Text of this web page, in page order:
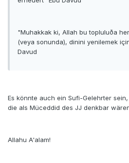
"Muhakkak ki, Allah bu topluluða
(veya sonunda), dinini yenilemek
Davud
Es könnte auch ein Sufi-Gelehrter
die als Müceddid des JJ denkbar
Allahu A'alam!